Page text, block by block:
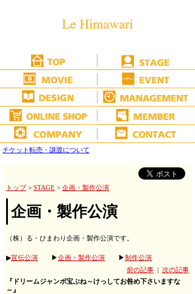
チケット転売・譲渡について
トップ> STAGE > 企画・製作公演
企画・製作公演
（株）る・ひまわり企画・製作公演です。
▶宣伝公演 ▶企画・製作公演 ▶制作公演
前の記事
次の記事
『ドリームジャンボ宝ぶね～けっしてお咎め下さいますな
～』